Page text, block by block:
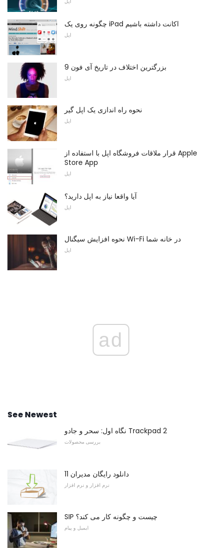
چگونه روی یک iPad اکانت داشته باشیم
اپل
9 بزرگترین اختلاف در تاریخ آی فون
اپل
نحوه راه اندازی یک اپل گیر
اپل
قرار ملاقات فروشگاه اپل با استفاده از Apple
Store App
اپل
آیا واقعا نیاز به اپل دارید؟
اپل
نحوه افزایش سیگنال Wi-Fi در خانه شما
اپل
ad
See Newest
نگاه اول: سحر و جادو Trackpad 2
بررسی محصولات
11 دانلود رایگان مدیران
نرم افزار و نرم افزار
SIP چیست و چگونه کار می کند؟
ایمیل و پیام